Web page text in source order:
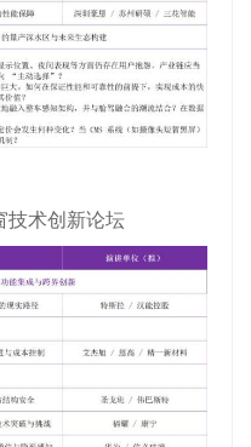
技术创新论坛